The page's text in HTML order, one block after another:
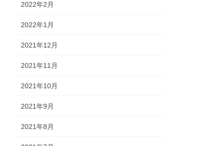
2022年2月
2022年1月
2021年12月
2021年11月
2021年10月
2021年9月
2021年8月